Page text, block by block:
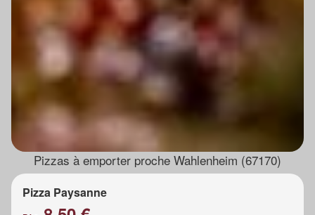
Pizzas à emporter proche Wahlenheim (67170)
Pizza Paysanne